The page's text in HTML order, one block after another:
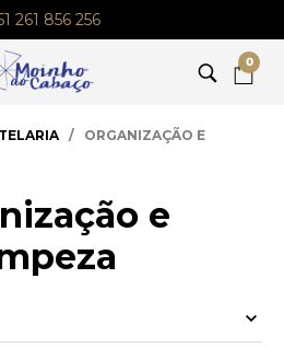
261 856 256
0
/ ORGANIZAÇÃO E
e